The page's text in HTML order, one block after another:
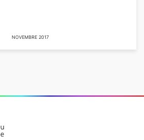
NOVEMBRE 2017